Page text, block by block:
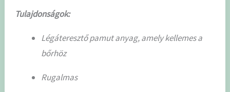
Tulajdonságok:
Légáteresztő pamut anyag, amely kellemes a
bőrhöz
Rugalmas